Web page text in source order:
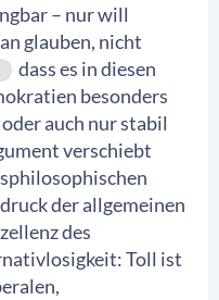
– nur will
glauben, nicht
dass es in diesen
besonders
auch nur stabil
verschiebt
der allgemeinen
des
Toll ist